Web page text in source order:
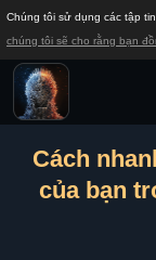
Chúng tôi sử dụng các tập
chúng tôi sẽ cho rằng bạn
Cách
của bạn